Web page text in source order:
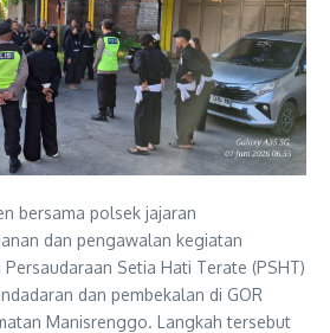
bersama polsek jajaran
dan pengawalan kegiatan
Setia Hati Terate (PSHT)
dan pembekalan di GOR
Manisrenggo. Langkah tersebut